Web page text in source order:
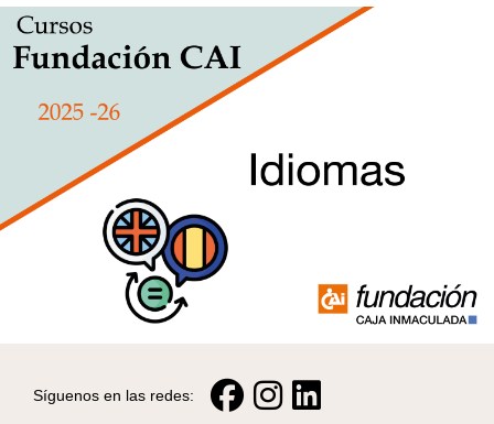
Síguenos en las redes: